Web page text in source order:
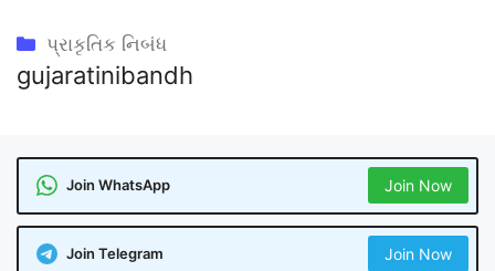
Categories
પ્રાકૃતિક નિબંધ
gujaratinibandh
Join WhatsApp Join Now
Join Telegram Join Now